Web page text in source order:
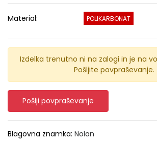
Material: POLIKARBONAT
Izdelka trenutno ni na zalogi in je na
Pošljite povpraševanje.
Pošlji povpraševanje
Blagovna znamka: Nolan